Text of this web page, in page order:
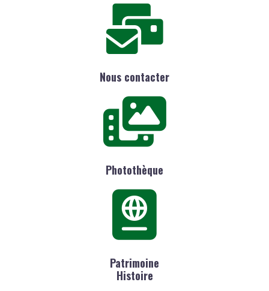
Nous contacter
Photothèque
Patrimoine
Histoire